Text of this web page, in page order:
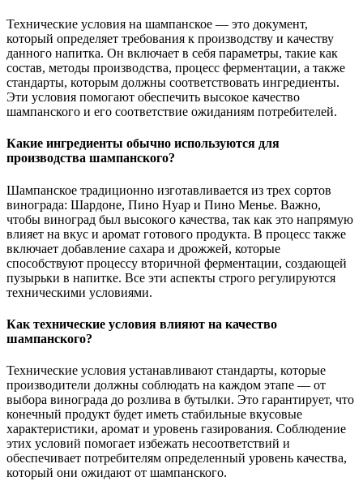
Технические условия на шампанское — это документ,
который определяет требования к производству и качеству
данного напитка. Он включает в себя параметры, такие как
состав, методы производства, процесс ферментации, а также
стандарты, которым должны соответствовать ингредиенты.
Эти условия помогают обеспечить высокое качество
шампанского и его соответствие ожиданиям потребителей.
Какие ингредиенты обычно используются для
производства шампанского?
Шампанское традиционно изготавливается из трех сортов
винограда: Шардоне, Пино Нуар и Пино Менье. Важно,
чтобы виноград был высокого качества, так как это напрямую
влияет на вкус и аромат готового продукта. В процесс также
включает добавление сахара и дрожжей, которые
способствуют процессу вторичной ферментации, создающей
пузырьки в напитке. Все эти аспекты строго регулируются
техническими условиями.
Как технические условия влияют на качество
шампанского?
Технические условия устанавливают стандарты, которые
производители должны соблюдать на каждом этапе — от
выбора винограда до розлива в бутылки. Это гарантирует, что
конечный продукт будет иметь стабильные вкусовые
характеристики, аромат и уровень газирования. Соблюдение
этих условий помогает избежать несоответствий и
обеспечивает потребителям определенный уровень качества,
который они ожидают от шампанского.